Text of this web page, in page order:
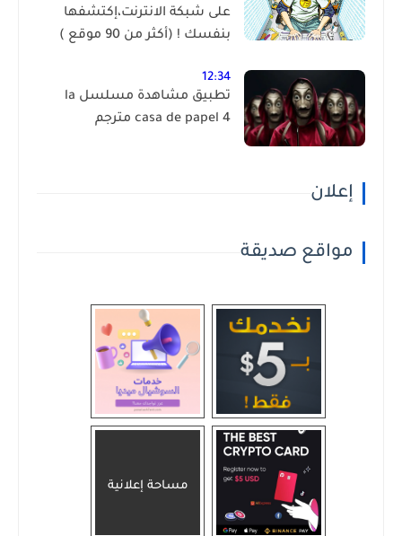
على شبكة الانترنت،إكتشفها
بنفسك ! (أكثر من 90 موقع )
12:34
تطبيق مشاهدة مسلسل la
casa de papel 4 مترجم
إعلان
مواقع صديقة
مساحة إعلانية